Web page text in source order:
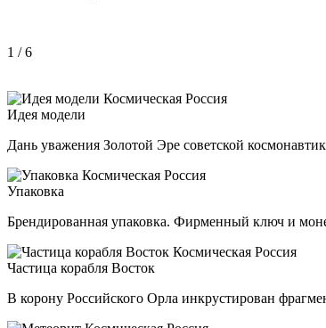
1 / 6
Идея модели
Дань уважения Золотой Эре советской
Упаковка
Брендированная упаковка. Фирменный ключ и
Частица корабля Восток
В корону Российского Орла инкрустирован